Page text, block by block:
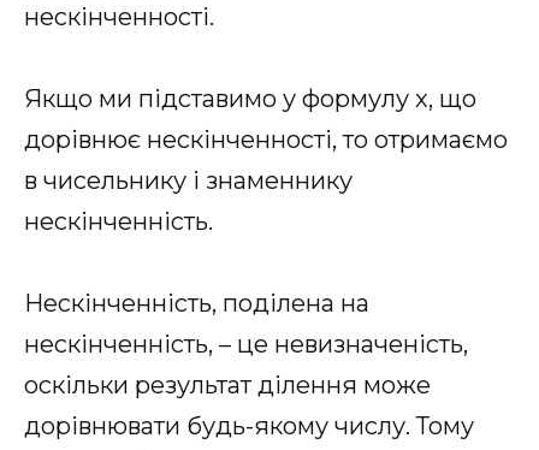
нескінченності.
Якщо ми підставимо у формулу x, що
дорівнює нескінченності, то отримаємо
в чисельнику і знаменнику
нескінченність.
Нескінченність, поділена на
нескінченність, – це невизначеність,
оскільки результат ділення може
дорівнювати будь-якому числу. Тому